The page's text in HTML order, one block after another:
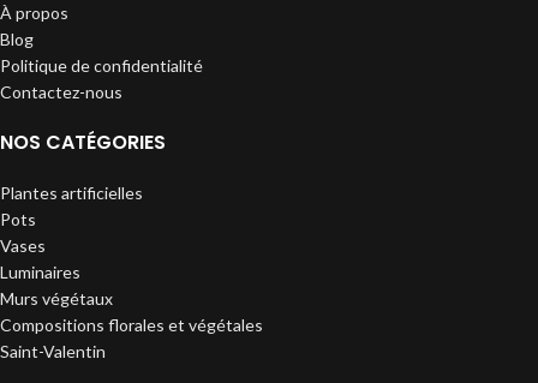
À propos
Blog
Politique de confidentialité
Contactez-nous
NOS CATÉGORIES
Plantes artificielles
Pots
Vases
Luminaires
Murs végétaux
Compositions florales et végétales
Saint-Valentin